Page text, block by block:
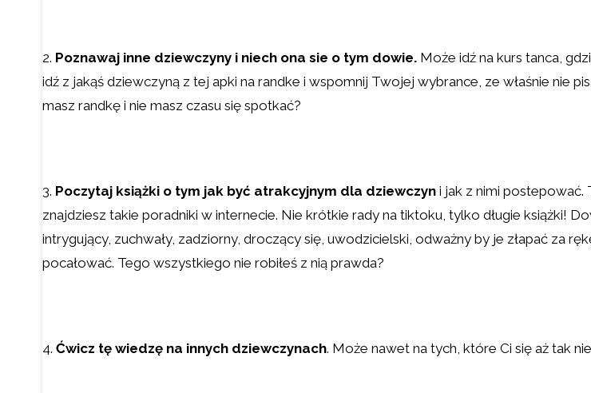
2. Poznawaj inne dziewczyny i niech ona sie o tym dowie. Może idź na kurs tanca,
idź z jakąś dziewczyną z tej apki na randke i wspomnij Twojej wybrance, ze właśnie nie
masz randkę i nie masz czasu się spotkać?
3. Poczytaj książki o tym jak być atrakcyjnym dla dziewczyn i jak z nimi postepować.
znajdziesz takie poradniki w internecie. Nie krótkie rady na tiktoku, tylko długie książki!
intrygujący, zuchwały, zadziorny, droczący się, uwodzicielski, odważny by je złapać za
pocałować. Tego wszystkiego nie robiłeś z nią prawda?
4. Ćwicz tę wiedzę na innych dziewczynach. Może nawet na tych, które Ci się aż tak